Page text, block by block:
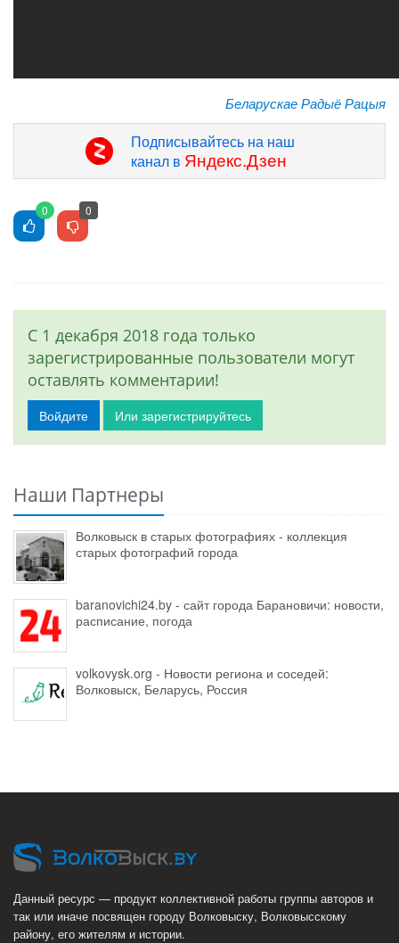
Беларускае Радыё Рацыя
Подписывайтесь на наш
канал в Яндекс.Дзен
0 0
С 1 декабря 2018 года только
зарегистрированные пользователи могут
оставлять комментарии!
Войдите Или зарегистрируйтесь
Наши Партнеры
Волковыск в старых фотографиях - коллекция
старых фотографий города
baranovichi24.by - сайт города Барановичи: новости,
расписание, погода
volkovysk.org - Новости региона и соседей:
Волковыск, Беларусь, Россия
Данный ресурс — продукт коллективной работы группы авторов и
так или иначе посвящен городу Волковыску, Волковысскому
району, его жителям и истории.